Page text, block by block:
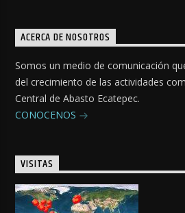
ACERCA DE NOSOTROS
Somos un medio de comunicación
del crecimiento de las actividades
Central de Abasto Ecatepec.
CONOCENOS
VISITAS